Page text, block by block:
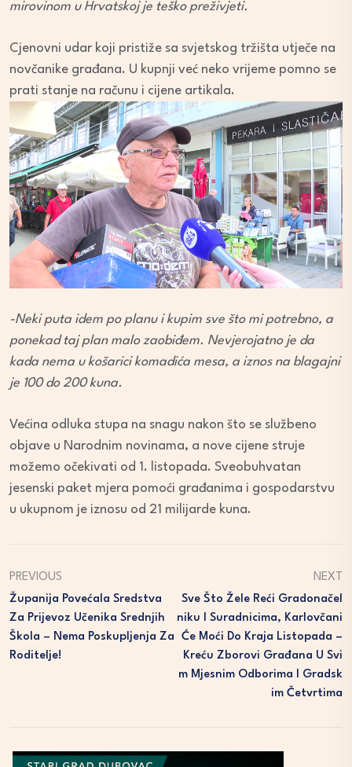
mirovinom u Hrvatskoj je teško preživjeti.
Cjenovni udar koji pristiže sa svjetskog tržišta utječe na
novčanike građana. U kupnji već neko vrijeme pomno se
prati stanje na računu i cijene artikala.
-Neki puta idem po planu i kupim sve što mi potrebno, a
ponekad taj plan malo zaobiđem. Nevjerojatno je da
kada nema u košarici komadića mesa, a iznos na blagajni
je 100 do 200 kuna.
Većina odluka stupa na snagu nakon što se službeno
objave u Narodnim novinama, a nove cijene struje
možemo očekivati od 1. listopada. Sveobuhvatan
jesenski paket mjera pomoći građanima i gospodarstvu
u ukupnom je iznosu od 21 milijarde kuna.
PREVIOUS
Županija Povećala Sredstva
Za Prijevoz Učenika Srednjih
Škola – Nema Poskupljenja Za
Roditelje!
NEXT
Sve Što Žele Reći Gradonačel
Niku I Suradnicima, Karlovčani
Će Moći Do Kraja Listopada –
Kreću Zborovi Građana U Svi
M Mjesnim Odborima I Gradsk
Im Četvrtima